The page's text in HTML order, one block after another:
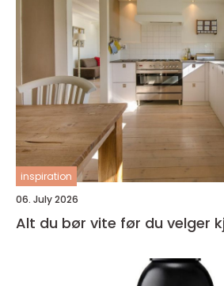
inspiration
06. July 2026
Alt du bør vite før du velger